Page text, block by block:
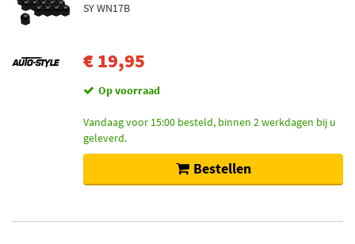
SY WN17B
€ 19,95
Op voorraad
Vandaag voor 15:00 besteld, binnen 2 werkdagen bij u
geleverd.
Bestellen